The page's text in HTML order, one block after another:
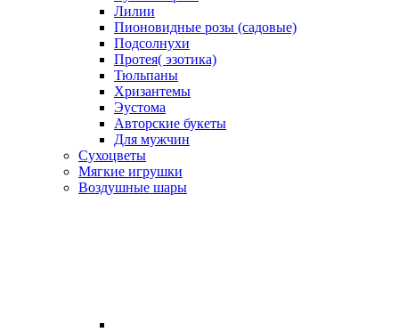
Лилии
Пионовидные розы (садовые)
Подсолнухи
Протея( эзотика)
Тюльпаны
Хризантемы
Эустома
Авторские букеты
Для мужчин
Сухоцветы
Мягкие игрушки
Воздушные шары